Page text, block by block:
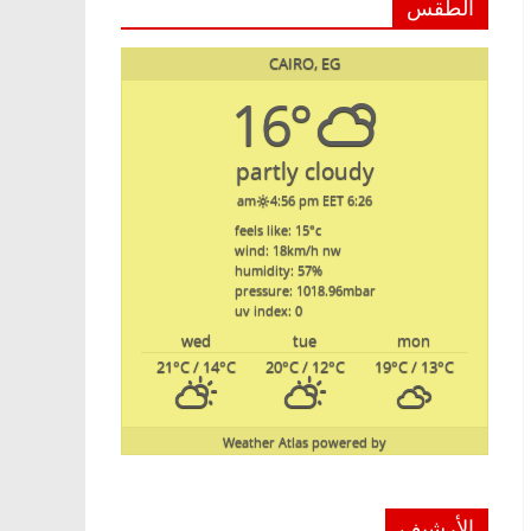
الطقس
CAIRO, EG
16°
partly cloudy
6:26 am
4:56 pm EET
feels like: 15°c
wind: 18km/h nw
humidity: 57%
pressure: 1018.96mbar
uv index: 0
mon
tue
wed
19°C/ 13°C
20°C/ 12°C
21°C/ 14°C
powered by
Weather Atlas